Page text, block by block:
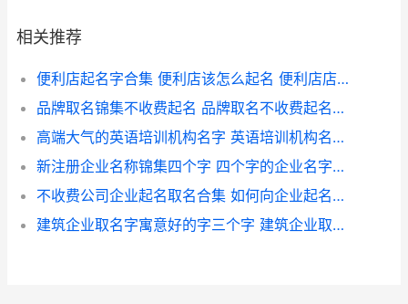
相关推荐
便利店起名字合集 便利店该怎么起名 便利店店起名
品牌取名锦集不收费起名 品牌取名不收费起名锦集 品牌名字起名大全
高端大气的英语培训机构名字 英语培训机构名字锦集 高端大气英语组名
新注册企业名称锦集四个字 四个字的企业名字如何取 新注册企业名称怎么填
不收费公司企业起名取名合集 如何向企业起名字好 什么公司不需要缴纳企业所得税
建筑企业取名字寓意好的字三个字 建筑企业取什么名字好